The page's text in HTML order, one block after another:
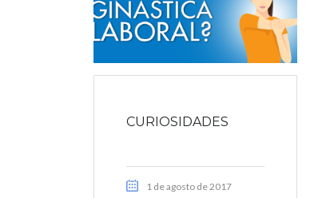
CURIOSIDADES
1 de agosto de 2017